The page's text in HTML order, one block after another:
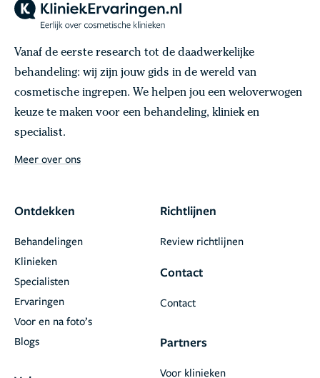
Vanaf de eerste research tot de daadwerkelijke
behandeling: wij zijn jouw gids in de wereld van
cosmetische ingrepen. We helpen jou een weloverwogen
keuze te maken voor een behandeling, kliniek en
specialist.
Meer over ons
Ontdekken
Behandelingen
Klinieken
Specialisten
Ervaringen
Voor en na foto’s
Blogs
Richtlijnen
Review richtlijnen
Contact
Contact
Partners
Voor klinieken